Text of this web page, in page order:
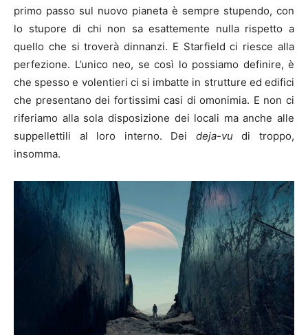
primo passo sul nuovo pianeta è sempre stupendo, con
lo stupore di chi non sa esattemente nulla rispetto a
quello che si troverà dinnanzi. E Starfield ci riesce alla
perfezione. L’unico neo, se così lo possiamo definire, è
che spesso e volentieri ci si imbatte in strutture ed edifici
che presentano dei fortissimi casi di omonimia. E non ci
riferiamo alla sola disposizione dei locali ma anche alle
suppellettili al loro interno. Dei deja-vudi troppo,
insomma.